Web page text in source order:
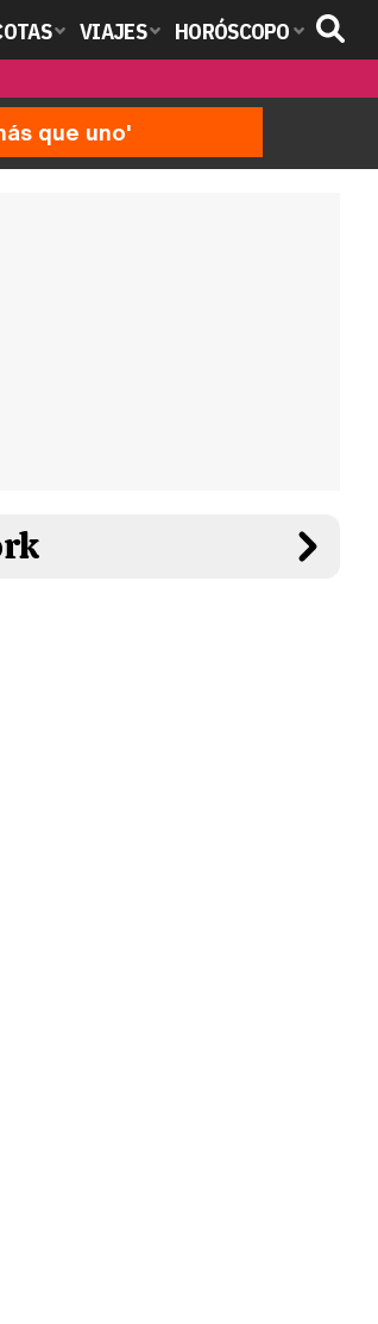
VIAJES HORÓSCOPO
que uno'